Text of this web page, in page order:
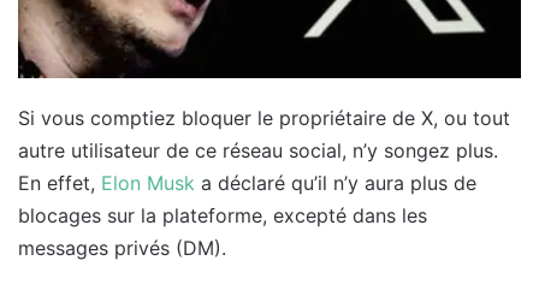
Si vous comptiez bloquer le propriétaire de X, ou tout
autre utilisateur de ce réseau social, n’y songez plus.
En effet, Elon Musk a déclaré qu’il n’y aura plus de
blocages sur la plateforme, excepté dans les
messages privés (DM).